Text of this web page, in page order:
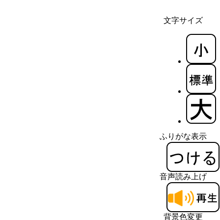
文字サイズ
ふりがな表示
音声読み上げ
背景色変更